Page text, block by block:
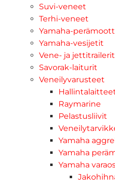
Suvi-veneet
Terhi-veneet
Yamaha-
Yamaha-vesijetit
Vene- ja jettitrailerit
Savorak-laiturit
Veneilyvarusteet
Raymarine
Pelastusliivit
Yamaha
Yamaha
Yamaha